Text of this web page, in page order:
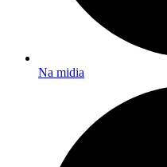
Na midia